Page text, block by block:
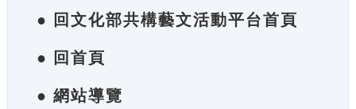
● 回文化部共構藝文活動平台首頁
● 回首頁
● 網站導覽